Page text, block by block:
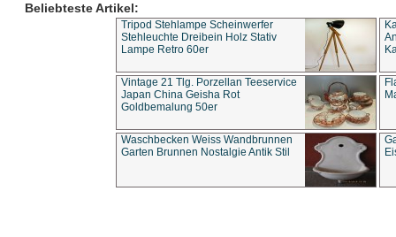
Beliebteste Artikel:
Tripod Stehlampe Scheinwerfer
Stehleuchte Dreibein Holz Stativ
Lampe Retro 60er
Vintage 21 Tlg. Porzellan Teeservice
Japan China Geisha Rot
Goldbemalung 50er
Waschbecken Weiss Wandbrunnen
Garten Brunnen Nostalgie Antik Stil